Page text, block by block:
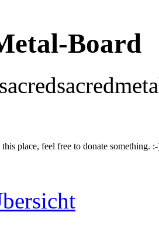
Board
place, feel free to donate something.